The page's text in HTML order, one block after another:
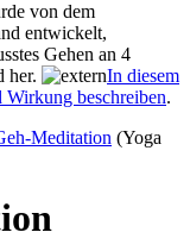
von dem
entwickelt,
Gehen an 4
her.
In diesem
beschreiben.
Meditation (Yoga